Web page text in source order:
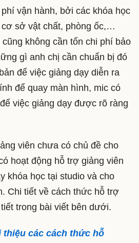
vận hành, bởi các khóa học
cơ sở vật chất, phòng ốc,…
không cần tốn chi phí bảo
gì anh chị cần chuẩn bị đó
để việc giảng dạy diễn ra
để quay màn hình, mic có
việc giảng dạy được rõ ràng
viên chưa có chủ đề cho
hoạt động hỗ trợ giảng viên
khóa học tại studio và cho
Chi tiết về cách thức hỗ trợ
trong bài viết bên dưới.
thiệu các cách thức hỗ